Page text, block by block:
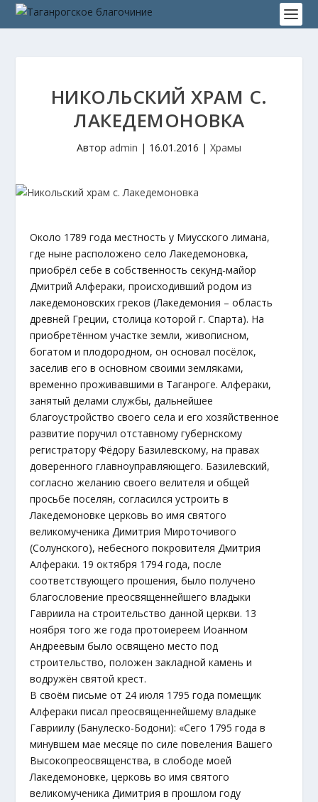
НИКОЛЬСКИЙ ХРАМ С.
ЛАКЕДЕМОНОВКА
Автор admin | 16.01.2016 | Храмы
Около 1789 года местность у Миусского лимана,
где ныне расположено село Лакедемоновка,
приобрёл себе в собственность секунд-майор
Дмитрий Алфераки, происходивший родом из
лакедемоновских греков (Лакедемония – область
древней Греции, столица которой г. Спарта). На
приобретённом участке земли, живописном,
богатом и плодородном, он основал посёлок,
заселив его в основном своими земляками,
временно проживавшими в Таганроге. Алфераки,
занятый делами службы, дальнейшее
благоустройство своего села и его хозяйственное
развитие поручил отставному губернскому
регистратору Фёдору Базилевскому, на правах
доверенного главноуправляющего. Базилевский,
согласно желанию своего велителя и общей
просьбе поселян, согласился устроить в
Лакедемоновке церковь во имя святого
великомученика Димитрия Мироточивого
(Солунского), небесного покровителя Дмитрия
Алфераки. 19 октября 1794 года, после
соответствующего прошения, было получено
благословение преосвященнейшего владыки
Гавриила на строительство данной церкви. 13
ноября того же года протоиереем Иоанном
Андреевым было освящено место под
строительство, положен закладной камень и
водружён святой крест.
В своём письме от 24 июля 1795 года помещик
Алфераки писал преосвященнейшему владыке
Гавриилу (Банулеско-Бодони): «Сего 1795 года в
минувшем мае месяце по силе повеления Вашего
Высокопреосвященства, в слободе моей
Лакедемоновке, церковь во имя святого
великомученика Димитрия в прошлом году